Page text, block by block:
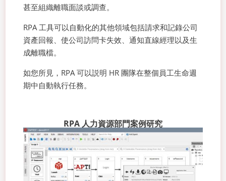
甚至組織離職面談或調查。
RPA 工具可以自動化的其他領域包括請求和記錄公司
資產回報、使公司訪問卡失效、通知直線經理以及生
成離職檔。
如您所見，RPA 可以説明 HR 團隊在整個員工生命週
期中自動執行任務。
RPA 人力資源部門案例研究